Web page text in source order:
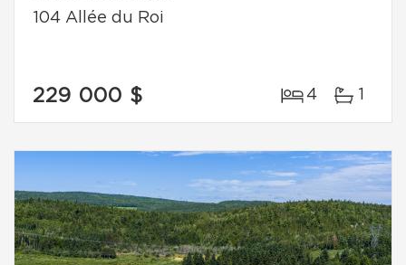
104 Allée du Roi
229 000 $ 4 1